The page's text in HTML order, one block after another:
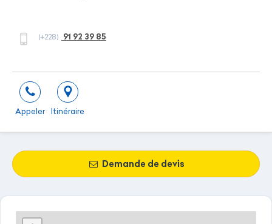
(+228) 91 92 39 85
Appeler Itinéraire
Demande de devis